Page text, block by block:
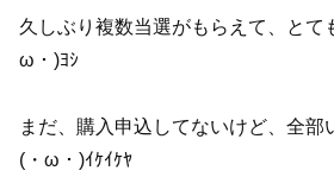
久しぶり複数当選がもらえて、とて
ω・)ﾖｼ
まだ、購入申込してないけど、全部
(・ω・)ｲｹｲｹﾔ